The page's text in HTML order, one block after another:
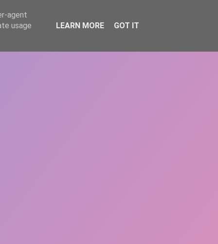
REPERE DONEAZĂ ARTICOLE CONTACT
agent
usage
LEARN MORE GOT IT